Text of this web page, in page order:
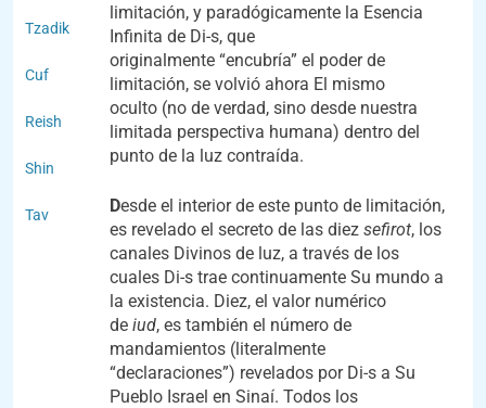
limitación, y paradógicamente la Esencia
Infinita de Di-s, que
originalmente “encubría” el poder de
limitación, se volvió ahora El mismo
oculto (no de verdad, sino desde nuestra
limitada perspectiva humana) dentro del
punto de la luz contraída.
Desde el interior de este punto de limitación,
es revelado el secreto de las diez sefirot, los
canales Divinos de luz, a través de los
cuales Di-s trae continuamente Su mundo a
la existencia. Diez, el valor numérico
de iud, es también el número de
mandamientos (literalmente
“declaraciones”) revelados por Di-s a Su
Pueblo Israel en Sinaí. Todos los
Tzadik
Cuf
Reish
Shin
Tav